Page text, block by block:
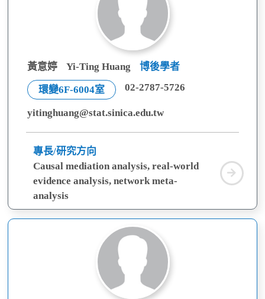
黃意婷 Yi-Ting Huang 博後學者
環變6F-6004室 02-2787-5726
yitinghuang@stat.sinica.edu.tw
專長/研究方向
Causal mediation analysis, real-world
evidence analysis, network meta-
analysis
黃
意